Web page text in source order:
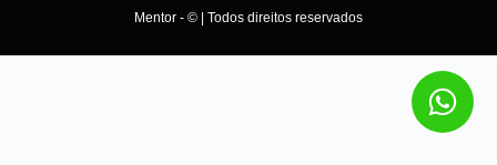
Mentor - © | Todos direitos reservados